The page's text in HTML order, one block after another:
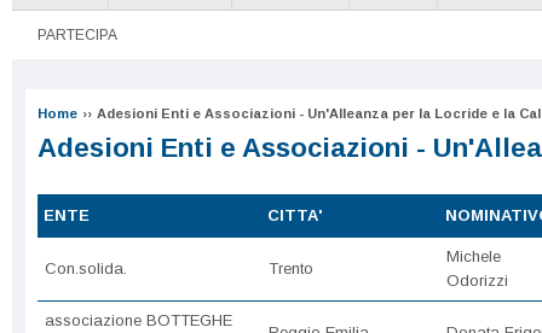
PARTECIPA
Home ›› Adesioni Enti e Associazioni - Un'Alleanza per la Locride e la
Adesioni Enti e Associazioni -
ENTE CITTA'
Con.solida. Trento
Michele
Odorizzi
associazione BOTTEGHE